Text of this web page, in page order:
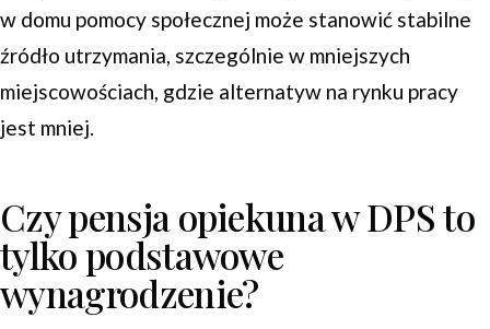
w domu pomocy społecznej może stanowić stabilne
źródło utrzymania, szczególnie w mniejszych
miejscowościach, gdzie alternatyw na rynku pracy
jest mniej.
Czy pensja opiekuna w DPS to
tylko podstawowe
wynagrodzenie?